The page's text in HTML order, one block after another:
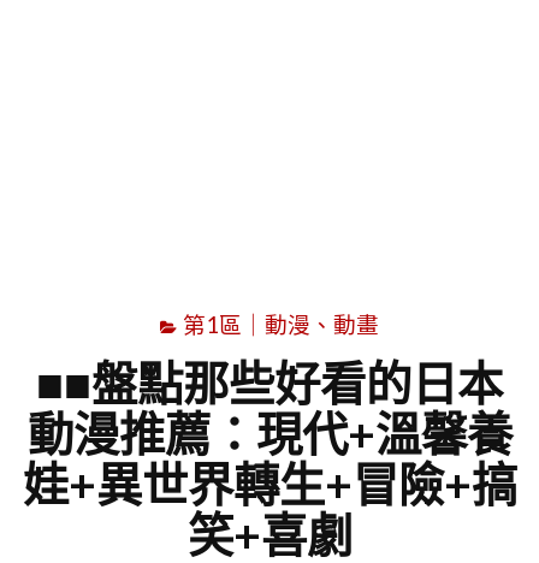
第1區｜動漫、動畫
■■盤點那些好看的日本
動漫推薦：現代+溫馨養
娃+異世界轉生+冒險+搞
笑+喜劇